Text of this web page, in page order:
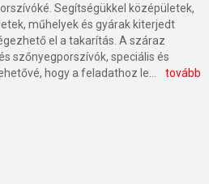
Segítségükkel középületek,
műhelyek és gyárak kiterjedt
el a takarítás. A száraz
szőnyegporszívók, speciális és
tovább